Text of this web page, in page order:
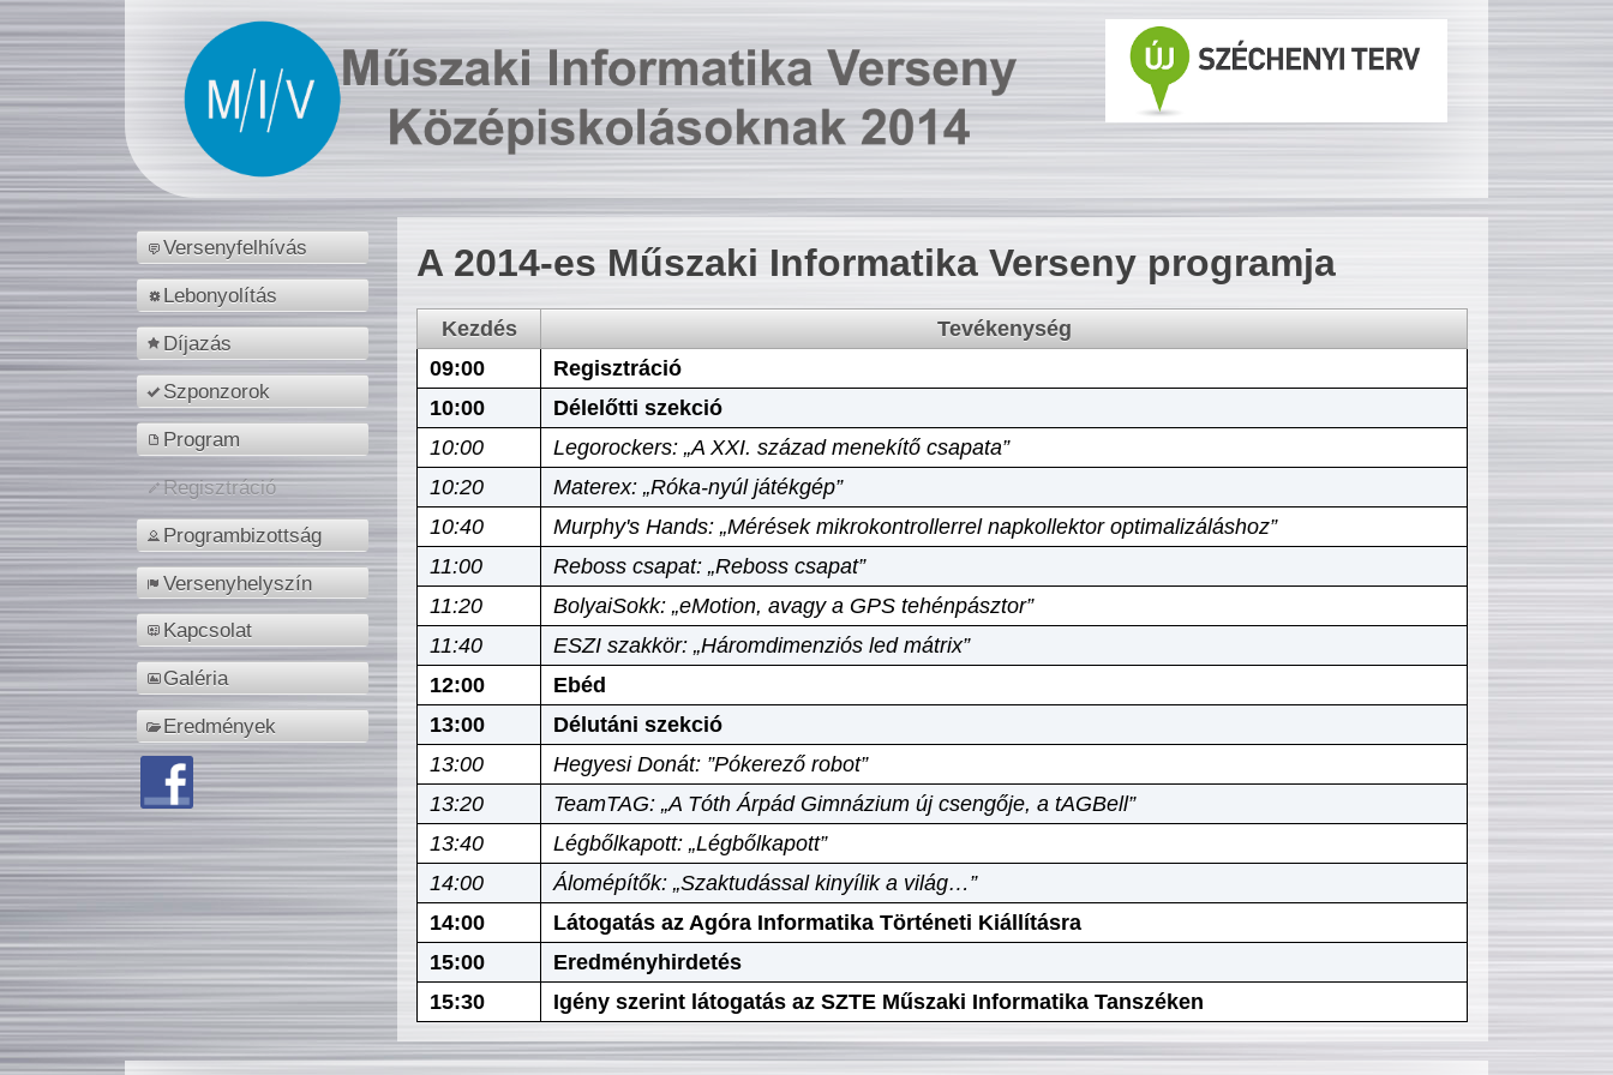
Versenyfelhívás
Lebonyolítás
Díjazás
Szponzorok
Program
Regisztráció
Programbizottság
Versenyhelyszín
Kapcsolat
Galéria
Eredmények
A 2014-es Műszaki Informatika Verseny programja
Kezdés
Tevékenység
09:00
Regisztráció
10:00
Délelőtti szekció
10:00
Legorockers: „A XXI. század menekítő csapata”
10:20
Materex: „Róka-nyúl játékgép”
10:40
Murphy's Hands: „Mérések mikrokontrollerrel napkollektor optimalizáláshoz”
11:00
Reboss csapat: „Reboss csapat”
11:20
BolyaiSokk: „eMotion, avagy a GPS tehénpásztor”
11:40
ESZI szakkör: „Háromdimenziós led mátrix”
12:00
Ebéd
13:00
Délutáni szekció
13:00
Hegyesi Donát: ”Pókerező robot”
13:20
TeamTAG: „A Tóth Árpád Gimnázium új csengője, a tAGBell”
13:40
Légbőlkapott: „Légbőlkapott”
14:00
Álomépítők: „Szaktudással kinyílik a világ…”
14:00
Látogatás az Agóra Informatika Történeti Kiállításra
15:00
Eredményhirdetés
15:30
Igény szerint látogatás az SZTE Műszaki Informatika Tanszéken